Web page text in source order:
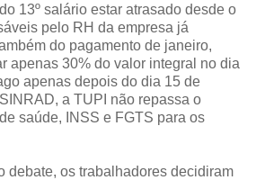
13º salário estar atrasado desde o
pelo RH da empresa já
do pagamento de janeiro,
apenas 30% do valor integral no dia
apenas depois do dia 15 de
a TUPI não repassa o
saúde, INSS e FGTS para os
debate, os trabalhadores decidiram